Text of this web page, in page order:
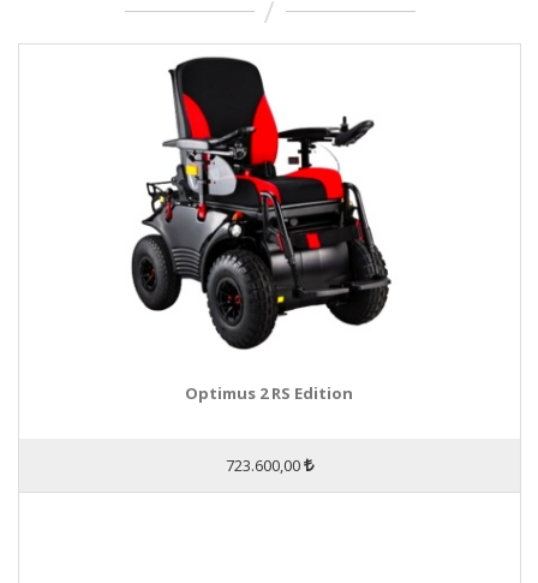
Optimus 2 RS Edition
723.600,00